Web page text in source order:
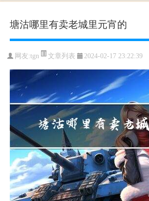
塘沽哪里有卖老城里元宵的
网友:tgn 文章列表 2024-02-17 23:22:39